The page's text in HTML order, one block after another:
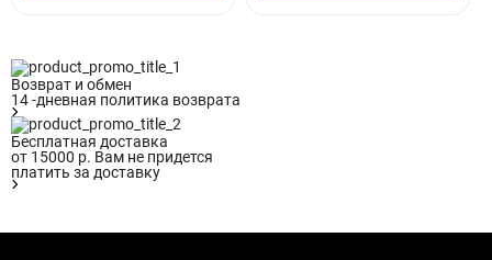
Возврат и обмен
14 -дневная политика возврата
Бесплатная доставка
от 15000 р. Вам не придется
платить за доставку